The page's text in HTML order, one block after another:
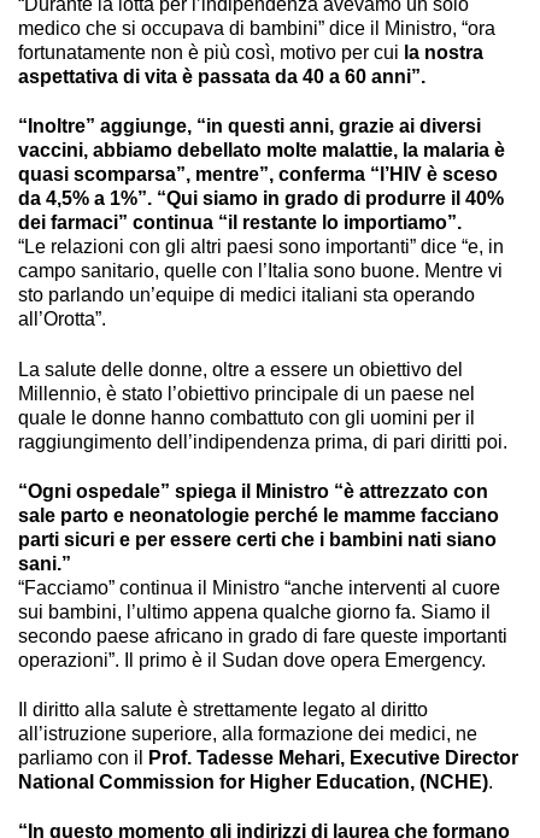
“Durante la lotta per l’indipendenza avevamo un solo
medico che si occupava di bambini” dice il Ministro, “ora
fortunatamente non è più così, motivo per cui la nostra
aspettativa di vita è passata da 40 a 60 anni”.
“Inoltre” aggiunge, “in questi anni, grazie ai diversi
vaccini, abbiamo debellato molte malattie, la malaria è
quasi scomparsa”, mentre”, conferma “l’HIV è sceso
da 4,5% a 1%”. “Qui siamo in grado di produrre il 40%
dei farmaci” continua “il restante lo importiamo”.
“Le relazioni con gli altri paesi sono importanti” dice “e, in
campo sanitario, quelle con l’Italia sono buone. Mentre vi
sto parlando un’equipe di medici italiani sta operando
all’Orotta”.
La salute delle donne, oltre a essere un obiettivo del
Millennio, è stato l’obiettivo principale di un paese nel
quale le donne hanno combattuto con gli uomini per il
raggiungimento dell’indipendenza prima, di pari diritti poi.
“Ogni ospedale” spiega il Ministro “è attrezzato con
sale parto e neonatologie perché le mamme facciano
parti sicuri e per essere certi che i bambini nati siano
sani.”
“Facciamo” continua il Ministro “anche interventi al cuore
sui bambini, l’ultimo appena qualche giorno fa. Siamo il
secondo paese africano in grado di fare queste importanti
operazioni”. Il primo è il Sudan dove opera Emergency.
Il diritto alla salute è strettamente legato al diritto
all’istruzione superiore, alla formazione dei medici, ne
parliamo con il
Prof. Tadesse Mehari, Executive Director
National Commission for Higher Education, (NCHE).
“In questo momento gli indirizzi di laurea che formano